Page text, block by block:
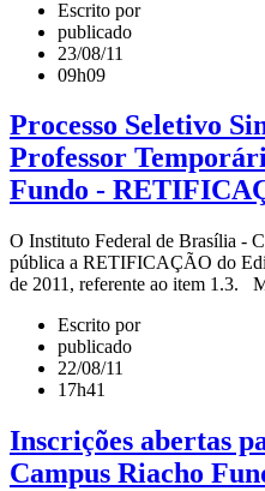
Escrito por
publicado
23/08/11
09h09
Processo Seletivo
Professor
Fundo -
O Instituto Federal de Brasília -
pública a RETIFICAÇÃO do
de 2011, referente ao item 1.3.
Escrito por
publicado
22/08/11
17h41
Inscrições abertas
Campus Riacho